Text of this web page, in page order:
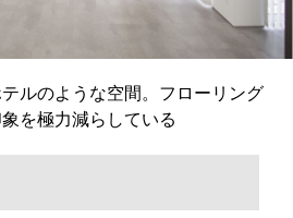
ルのような空間。フローリング
を極力減らしている